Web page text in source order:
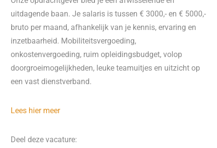
uitdagende baan. Je salaris is tussen € 3000,- en € 5000,-
bruto per maand, afhankelijk van je kennis, ervaring en
inzetbaarheid. Mobiliteitsvergoeding,
onkostenvergoeding, ruim opleidingsbudget, volop
doorgroeimogelijkheden, leuke teamuitjes en uitzicht op
een vast dienstverband.
Lees hier meer
Deel deze vacature: